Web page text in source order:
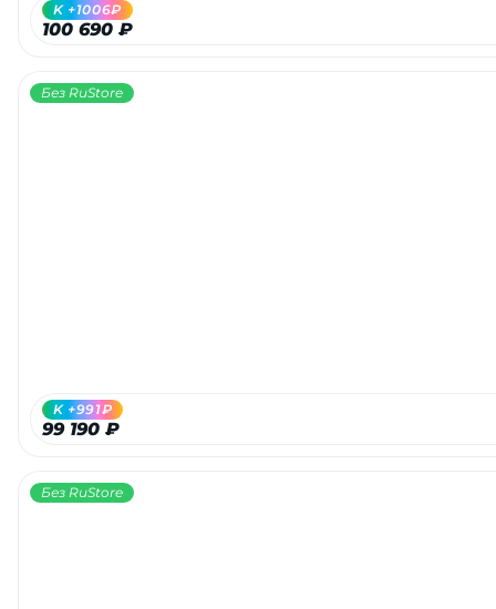
100 690 ₽
K +1006₽
Без RuStore
99 190 ₽
K +991₽
Без RuStore